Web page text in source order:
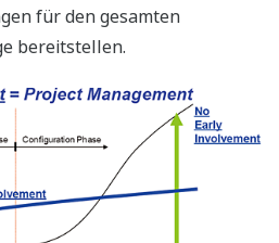
für den gesamten
bereitstellen.